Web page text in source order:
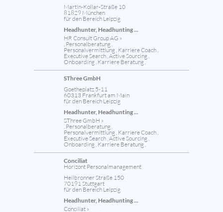
Martin-Kollar-Straße 10
81829 München
für den Bereich Leipzig
Headhunter, Headhunting ...
HR Consult Group AG »
, Personalberatung ,
Personalvermittlung , Karriere Coach ,
Executive Search , Active Sourcing ,
Onboarding , Karriere Beratung ,
SThree GmbH
Goetheplatz 5-11
60313 Frankfurt am Main
für den Bereich Leipzig
Headhunter, Headhunting ...
SThree GmbH »
, Personalberatung ,
Personalvermittlung , Karriere Coach ,
Executive Search , Active Sourcing ,
Onboarding , Karriere Beratung ,
Conciliat
Horizont Personalmanagement
Heilbronner Straße 150
70191 Stuttgart
für den Bereich Leipzig
Headhunter, Headhunting ...
Conciliat »